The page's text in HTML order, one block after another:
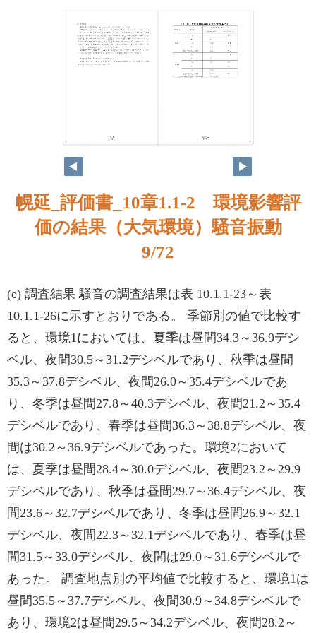
10
9
幌延_評価書_10章1.1-2 環境影響評
価の結果（大気環境）騒音振動
9/72
(e) 調査結果 騒音の調査結果は表 10.1.1-23～表
10.1.1-26に示すとおりである。 季節別の値で比較す
ると、環境1においては、夏季は昼間34.3～36.9デシ
ベル、夜間30.5～31.2デシベルであり、秋季は昼間
35.3～37.8デシベル、夜間26.0～35.4デシベルであ
り、冬季は昼間27.8～40.3デシベル、夜間21.2～35.4
デシベルであり、春季は昼間36.3～38.8デシベル、夜
間は30.2～36.9デシベルであった。環境2において
は、夏季は昼間28.4～30.0デシベル、夜間23.2～29.9
デシベルであり、秋季は昼間29.7～36.4デシベル、夜
間23.6～32.7デシベルであり、冬季は昼間26.9～32.1
デシベル、夜間22.3～32.1デシベルであり、春季は昼
間31.5～33.0デシベル、夜間は29.0～31.6デシベルで
あった。 調査地点別の平均値で比較すると、環境1は
昼間35.5～37.7デシベル、夜間30.9～34.8デシベルで
あり、環境2は昼間29.5～34.2デシベル、夜間28.2～